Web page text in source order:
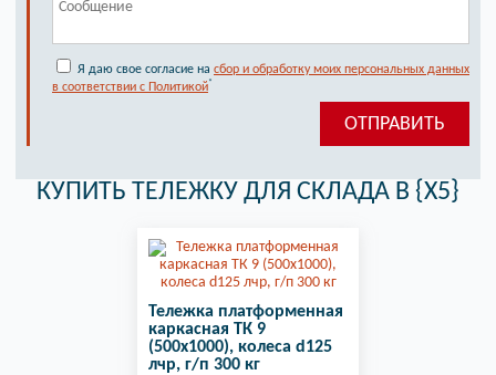
Я даю свое согласие на сбор и обработку моих персональных данных
в соответствии с Политикой*
КУПИТЬ ТЕЛЕЖКУ ДЛЯ СКЛАДА В {X5}
Тележка платформенная
каркасная ТК 9
(500х1000), колеса d125
лчр, г/п 300 кг